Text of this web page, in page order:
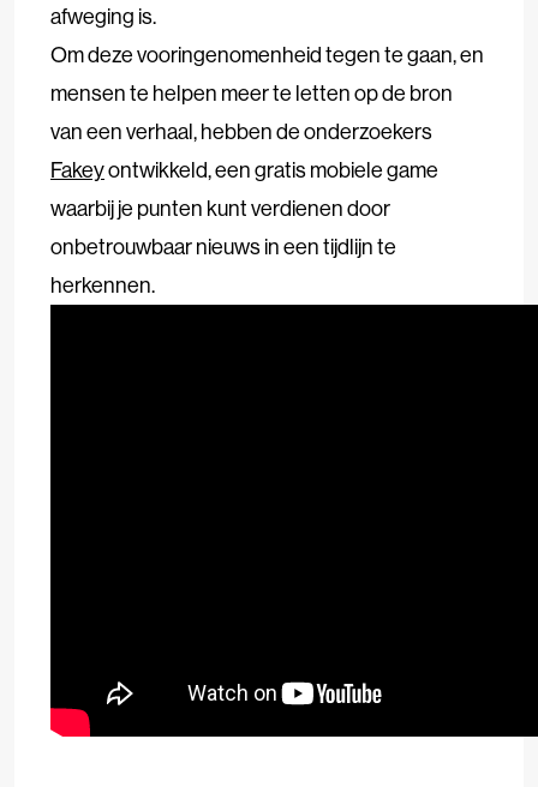
afweging is.
Om deze vooringenomenheid tegen te gaan, en
mensen te helpen meer te letten op de bron
van een verhaal, hebben de onderzoekers
Fakeyontwikkeld, een gratis mobiele game
waarbij je punten kunt verdienen door
onbetrouwbaar nieuws in een tijdlijn te
herkennen.